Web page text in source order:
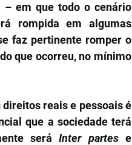
– em que todo o cenário
rompida em algumas
faz pertinente romper o
que ocorreu, no mínimo
reais e pessoais é
que a sociedade terá
será Inter partes e